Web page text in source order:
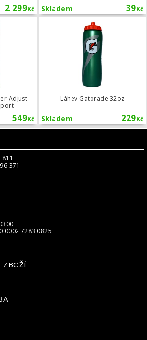
2 299Kč 39Kč
Skladem
Adjust-
549Kč
Ortéza na loket Mueller Adjust-to-
Láhev Gatorade 32oz
229Kč
Skladem
371
0002 7283 0825
ZBOŽÍ